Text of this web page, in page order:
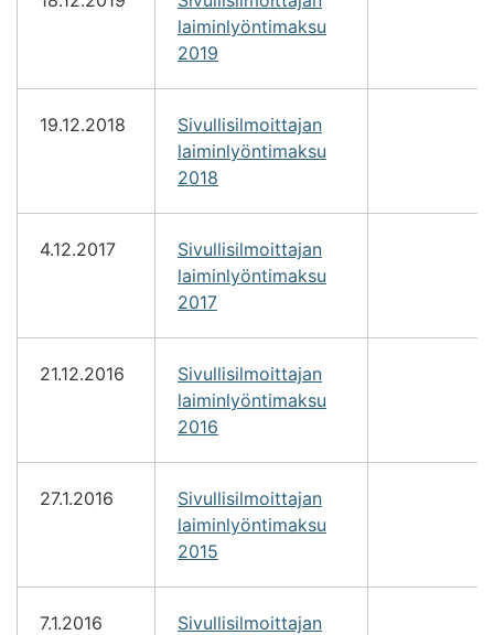
laiminlyöntimaksu
2019
19.12.2018
Sivullisilmoittajan
laiminlyöntimaksu
2018
4.12.2017
Sivullisilmoittajan
laiminlyöntimaksu
2017
21.12.2016
Sivullisilmoittajan
laiminlyöntimaksu
2016
27.1.2016
Sivullisilmoittajan
laiminlyöntimaksu
2015
7.1.2016
Sivullisilmoittajan